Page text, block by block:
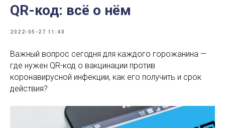
QR-код: всё о нём
2022-05-27 11:40
Важный вопрос сегодня для каждого горожанина —
где нужен QR-код о вакцинации против
коронавирусной инфекции, как его получить и срок
действия?